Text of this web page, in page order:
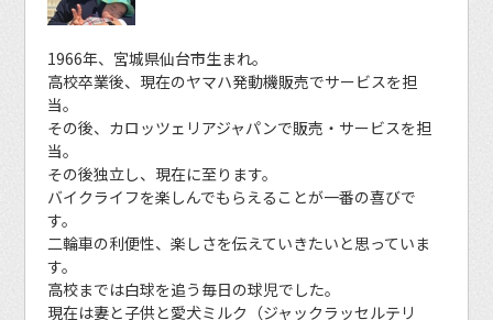
1966年、宮城県仙台市生まれ。
高校卒業後、現在のヤマハ発動機販売でサービスを担
当。
その後、カロッツェリアジャパンで販売・サービスを担
当。
その後独立し、現在に至ります。
バイクライフを楽しんでもらえることが一番の喜びで
す。
二輪車の利便性、楽しさを伝えていきたいと思っていま
す。
高校までは白球を追う毎日の球児でした。
現在は妻と子供と愛犬ミルク（ジャックラッセルテリ